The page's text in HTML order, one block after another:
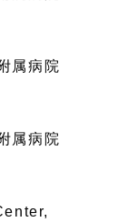
属病院
属病院